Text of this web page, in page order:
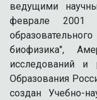
ведущими
феврале 2001
биофизика",
исследований и
Образования
создан Учебно-